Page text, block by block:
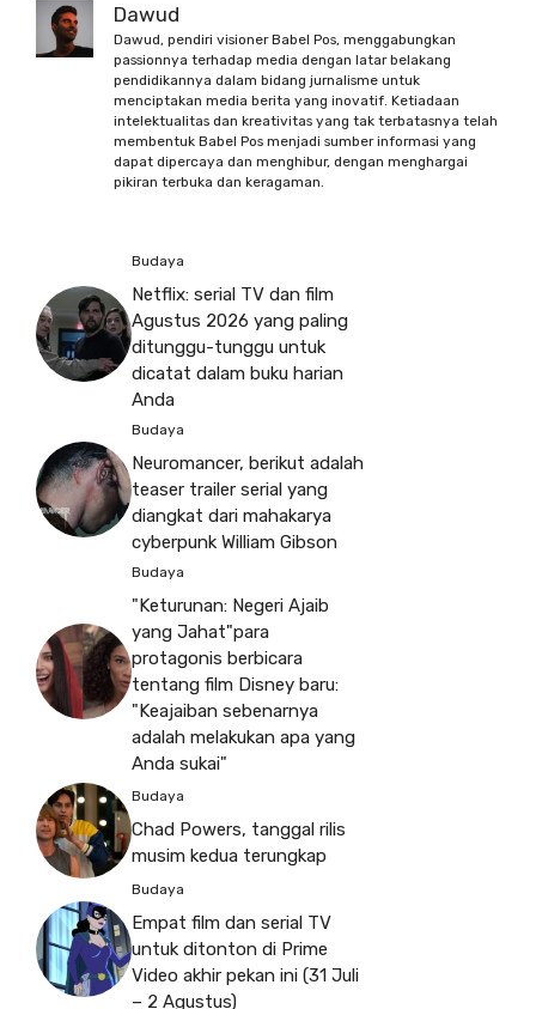
Dawud
Dawud, pendiri visioner Babel Pos, menggabungkan
passionnya terhadap media dengan latar belakang
pendidikannya dalam bidang jurnalisme untuk
menciptakan media berita yang inovatif. Ketiadaan
intelektualitas dan kreativitas yang tak terbatasnya telah
membentuk Babel Pos menjadi sumber informasi yang
dapat dipercaya dan menghibur, dengan menghargai
pikiran terbuka dan keragaman.
Budaya
Netflix: serial TV dan film
Agustus 2026 yang paling
ditunggu-tunggu untuk
dicatat dalam buku harian
Anda
Budaya
Neuromancer, berikut adalah
teaser trailer serial yang
diangkat dari mahakarya
cyberpunk William Gibson
Budaya
"Keturunan: Negeri Ajaib
yang Jahat"para
protagonis berbicara
tentang film Disney baru:
"Keajaiban sebenarnya
adalah melakukan apa yang
Anda sukai"
Budaya
Chad Powers, tanggal rilis
musim kedua terungkap
Budaya
Empat film dan serial TV
untuk ditonton di Prime
Video akhir pekan ini (31 Juli
– 2 Agustus)